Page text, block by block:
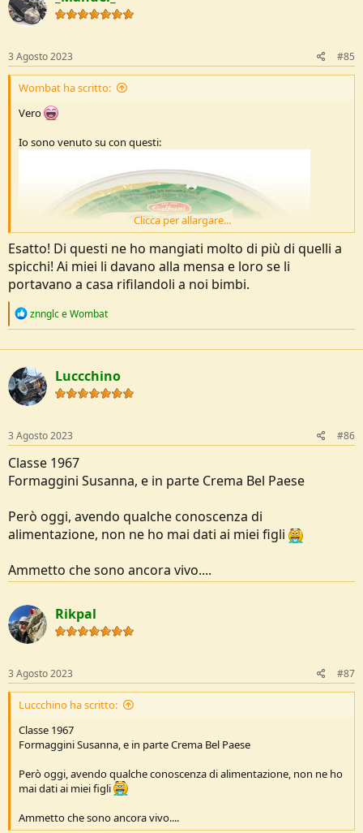
3 Agosto 2023 #85
Wombat ha scritto:
Vero
Io sono venuto su con questi:
Io classe 1962
Clicca per allargare...
Esatto! Di questi ne ho mangiati molto di più di quelli a
spicchi! Ai miei li davano alla mensa e loro se li
portavano a casa rifilandoli a noi bimbi.
R
c
i
o
n
znnglceWombat
Luccchino
3 Agosto 2023 #86
Classe 1967
Formaggini Susanna, e in parte Crema Bel Paese
Però oggi, avendo qualche conoscenza di
alimentazione, non ne ho mai dati ai miei figli
Ammetto che sono ancora vivo....
Rikpal
3 Agosto 2023 #87
Luccchino ha scritto:
Classe 1967
Formaggini Susanna, e in parte Crema Bel Paese
Però oggi, avendo qualche conoscenza di alimentazione, non ne ho
mai dati ai miei figli
Ammetto che sono ancora vivo....